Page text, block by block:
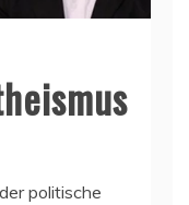
politische